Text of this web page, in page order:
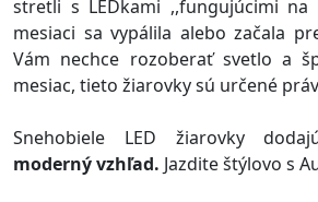
stretli s LEDkami ,,fungujúcimi na
mesiaci sa vypálila alebo začala
Vám nechce rozoberať svetlo a
mesiac, tieto žiarovky sú určené
Snehobiele LED žiarovky
moderný vzhľad. Jazdite štýlovo s